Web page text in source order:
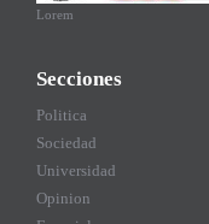
Lorem
Secciones
Politica
Sociedad
Universidad
Opinion